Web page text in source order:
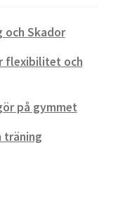
och Skador
flexibilitet och
på gymmet
träning